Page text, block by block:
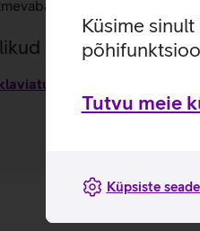
Küsime
Tutvu meie
Küpsiste
hiirel on võimalik
lingid
Asus